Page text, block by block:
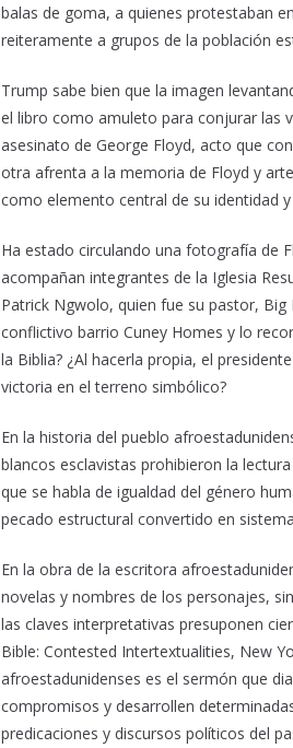
balas de goma, a quienes protestaban
reiteramente a grupos de la población
Trump sabe bien que la imagen
el libro como amuleto para conjurar las
asesinato de George Floyd, acto que
otra afrenta a la memoria de Floyd y
como elemento central de su identidad
Ha estado circulando una fotografía de
acompañan integrantes de la Iglesia
Patrick Ngwolo, quien fue su pastor,
conflictivo barrio Cuney Homes y lo
la Biblia? ¿Al hacerla propia, el
victoria en el terreno simbólico?
En la historia del pueblo
blancos esclavistas prohibieron la
que se habla de igualdad del género
pecado estructural convertido en
En la obra de la escritora
novelas y nombres de los personajes,
las claves interpretativas presuponen
Bible: Contested Intertextualities, New
afroestadunidenses es el sermón que
compromisos y desarrollen
predicaciones y discursos políticos del